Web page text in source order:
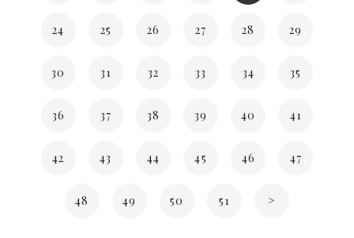
24 25 26 27 28 29
30 31 32 33 34 35
36 37 38 39 40 41
42 43 44 45 46 47
48 49 50 51 >